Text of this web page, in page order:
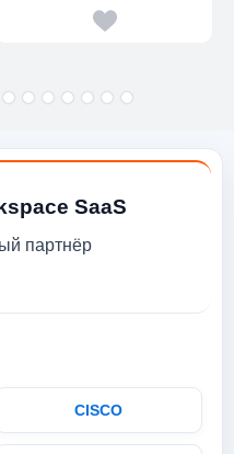
SaaS
партнёр
CISCO